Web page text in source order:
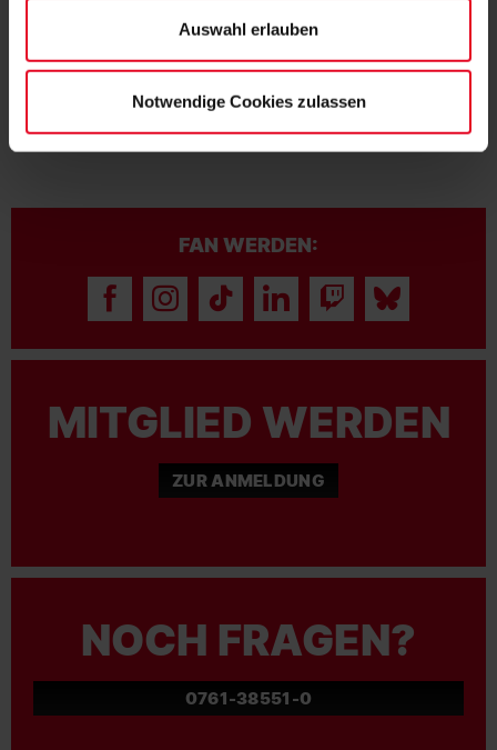
Auswahl erlauben
Notwendige Cookies zulassen
FAN WERDEN:
MITGLIED WERDEN
ZUR ANMELDUNG
NOCH FRAGEN?
0761-38551-0